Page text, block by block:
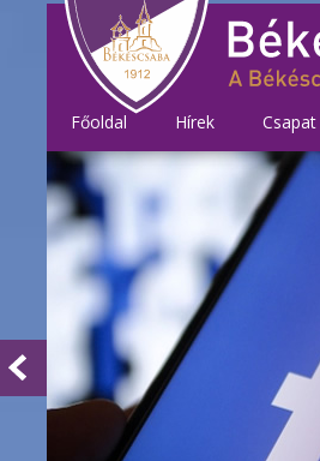
Főoldal Hírek Csapat